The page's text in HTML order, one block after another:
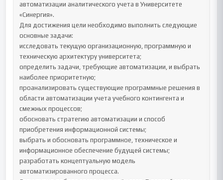
автоматизации аналитического учета в Университете
«Синергия».
Для достижения цели необходимо выполнить следующие
основные задачи:
исследовать текущую организационную, программную и
техническую архитектуру университета;
определить задачи, требующие автоматизации, и выбрать
наиболее приоритетную;
проанализировать существующие программные решения в
области автоматизации учета учебного контингента и
смежных процессов;
обосновать стратегию автоматизации и способ
приобретения информационной системы;
выбрать и обосновать программное, техническое и
информационное обеспечение будущей системы;
разработать концептуальную модель
автоматизированного процесса.